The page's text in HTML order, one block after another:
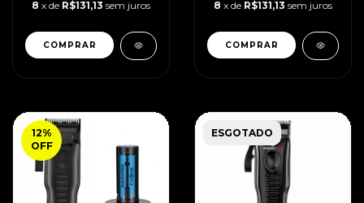
8 x de R$131,13 sem juros 8 x de R$131,13 sem juros
12%
OFF
ESGOTADO